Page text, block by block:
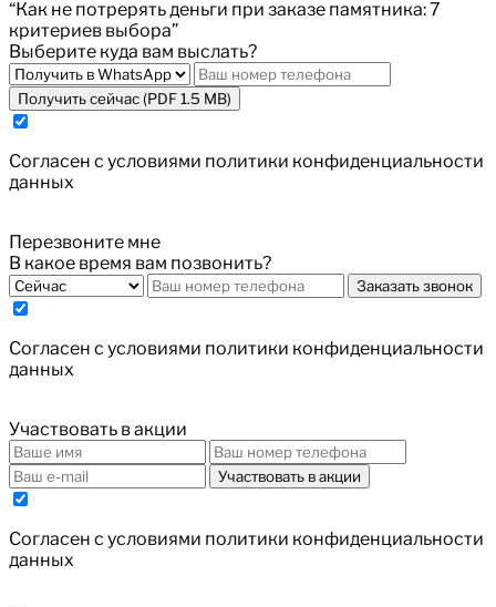
“Как не потрерять деньги при заказе памятника: 7
критериев выбора”
Выберите куда вам выслать?
Получить сейчас (PDF 1.5 MB)
Cогласен с условиями политики конфиденциальности
данных
Перезвоните мне
В какое время вам позвонить?
Заказать звонок
Cогласен с условиями политики конфиденциальности
данных
Участвовать в акции
Участвовать в акции
Cогласен с условиями политики конфиденциальности
данных